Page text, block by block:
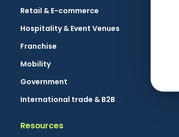
Retail & E-commerce
Hospitality & Event Venues
Franchise
Mobility
Government
International trade & B2B
Resources